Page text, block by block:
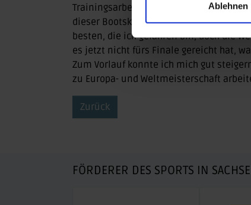
Ablehnen
Trainingsarbeit vor ihr liegt. Anja Adler
dieser Bootsklasse erreichte auch sie
besten, die ich gefahren bin, doch die
es jetzt nicht fürs Finale gereicht hat,
Zum Vorlauf konnte ich mich gut
zu Europa- und Weltmeisterschaft
Zurück
FÖRDERER DES SPORTS IN